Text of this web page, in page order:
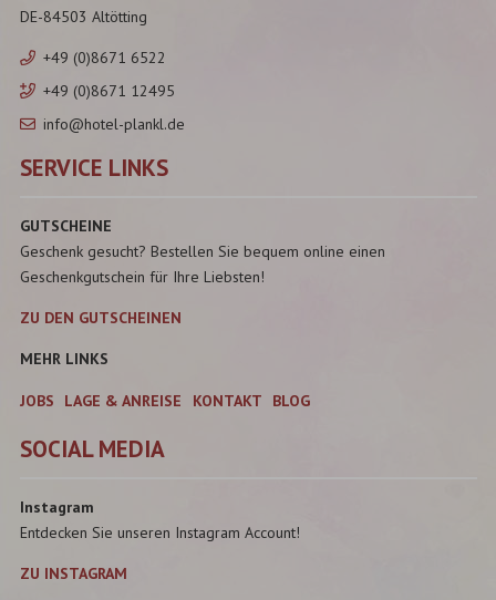
DE-84503 Altötting
+49 (0)8671 6522
+49 (0)8671 12495
info@hotel-plankl.de
SERVICE LINKS
GUTSCHEINE
Geschenk gesucht? Bestellen Sie bequem online einen
Geschenkgutschein für Ihre Liebsten!
ZU DEN GUTSCHEINEN
MEHR LINKS
JOBS LAGE & ANREISE KONTAKT BLOG
SOCIAL MEDIA
Instagram
Entdecken Sie unseren Instagram Account!
ZU INSTAGRAM